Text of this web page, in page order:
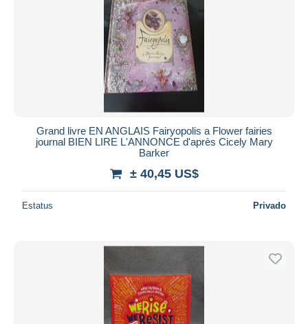
Grand livre EN ANGLAIS Fairyopolis a Flower fairies
journal BIEN LIRE L'ANNONCE d'après Cicely Mary
Barker
± 40,45 US$
Estatus Privado